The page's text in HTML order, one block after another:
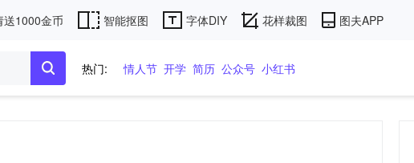
送1000金币 智能抠图 字体DIY 花样裁图 图夫APP
热门: 情人节 开学 简历 公众号 小红书